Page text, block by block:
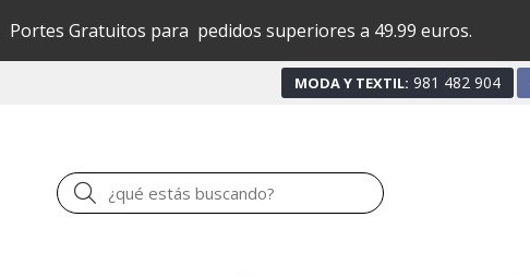
Portes Gratuitos para pedidos superiores a 49.99 euros.
MODA Y TEXTIL: 981 482 904
Buscar